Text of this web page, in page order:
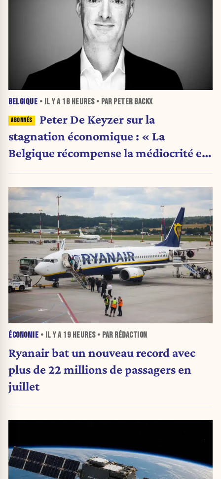
BELGIQUE • IL Y A 18 HEURES• PAR PETER BACKX
Peter De Keyzer sur la
stagnation économique : « La
Belgique récompense la médiocrité et
ÉCONOMIE • IL Y A 19 HEURES• PAR RÉDACTION
Ryanair bat un nouveau record avec
plus de 22 millions de passagers en
juillet